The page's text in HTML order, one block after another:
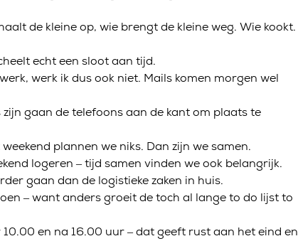
de kleine op, wie brengt de kleine weg. Wie kookt.
echt een sloot aan tijd.
werk ik dus ook niet. Mails komen morgen wel
gaan de telefoons aan de kant om plaats te
plannen we niks. Dan zijn we samen.
logeren – tijd samen vinden we ook belangrijk.
gaan dan de logistieke zaken in huis.
– want anders groeit de toch al lange to do lijst to
en na 16.00 uur – dat geeft rust aan het eind en